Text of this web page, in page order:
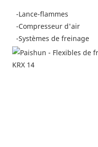
-Lance-flammes
-Compresseur d'air
-Systèmes de freinage